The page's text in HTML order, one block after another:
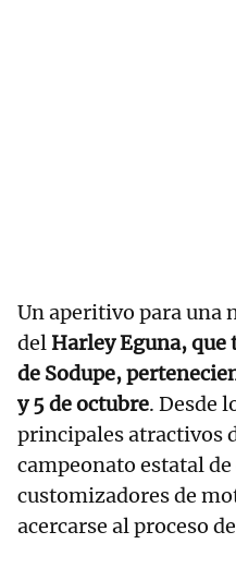
Un aperitivo para una
del Harley Eguna,
de Sodupe,
y 5 de octubre. Desde
principales atractivos
campeonato estatal
customizadores de
acercarse al proceso